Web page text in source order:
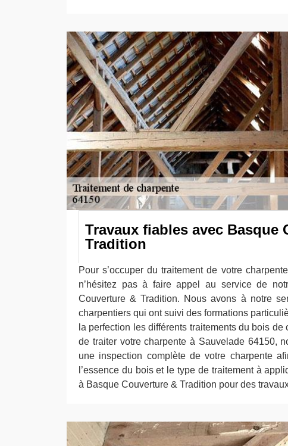
Travaux fiables avec Basque
Tradition
Pour s’occuper du traitement de votre
n’hésitez pas à faire appel au service de
Couverture & Tradition. Nous avons à notre
charpentiers qui ont suivi des formations
la perfection les différents traitements du bois de
de traiter votre charpente à Sauvelade 64150,
une inspection complète de votre charpente
l’essence du bois et le type de traitement à
à Basque Couverture & Tradition pour des